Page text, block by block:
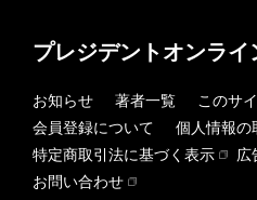
プレジデントオンライ
お知らせ 著者一覧
このサ
会員登録について
個人情報の
特定商取引法に基づく表示
広
お問い合わせ